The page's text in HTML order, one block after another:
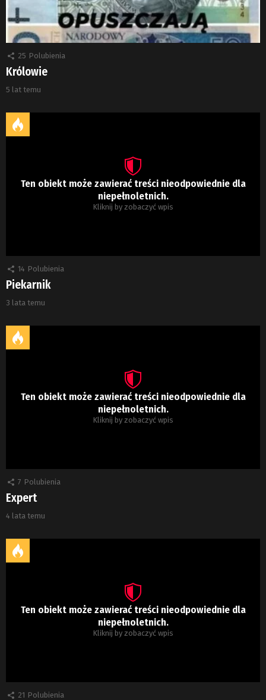
25 Polubienia
Królowie
5 lat temu
Ten obiekt może zawierać treści nieodpowiednie dla
niepełnoletnich.
Kliknij by zobaczyć wpis
14 Polubienia
Piekarnik
3 lata temu
Ten obiekt może zawierać treści nieodpowiednie dla
niepełnoletnich.
Kliknij by zobaczyć wpis
7 Polubienia
Expert
4 lata temu
Ten obiekt może zawierać treści nieodpowiednie dla
niepełnoletnich.
Kliknij by zobaczyć wpis
21 Polubienia